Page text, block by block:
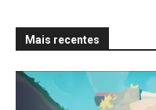
Mais recentes